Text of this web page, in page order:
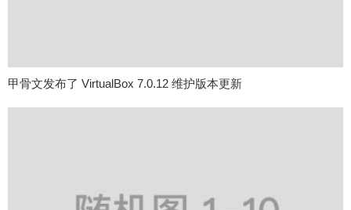
甲骨文发布了 VirtualBox 7.0.12 维护版本更新